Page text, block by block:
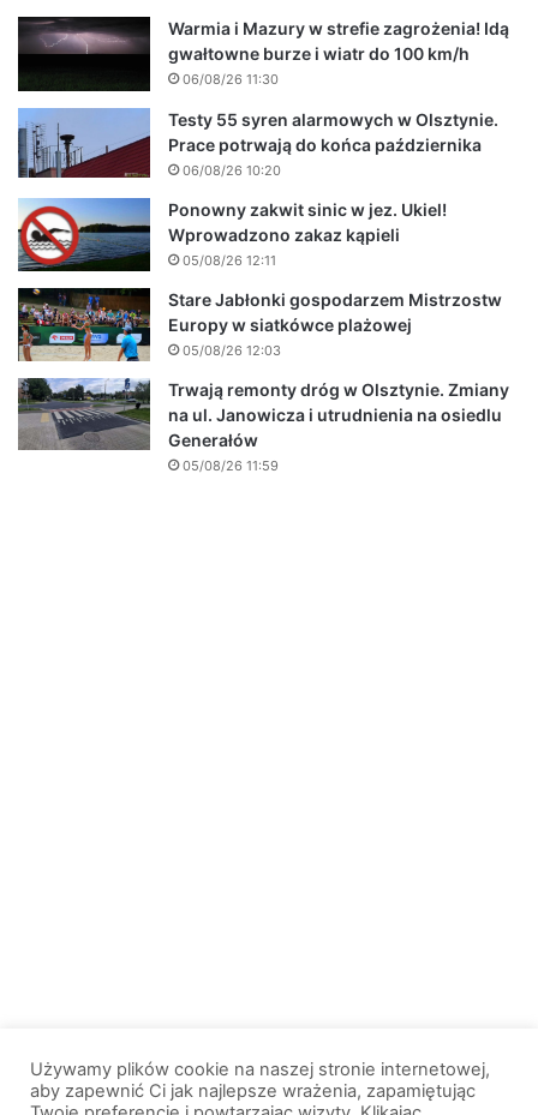
Warmia i Mazury w strefie zagrożenia! Idą
gwałtowne burze i wiatr do 100 km/h
06/08/26 11:30
Testy 55 syren alarmowych w Olsztynie.
Prace potrwają do końca października
06/08/26 10:20
Ponowny zakwit sinic w jez. Ukiel!
Wprowadzono zakaz kąpieli
05/08/26 12:11
Stare Jabłonki gospodarzem Mistrzostw
Europy w siatkówce plażowej
05/08/26 12:03
Trwają remonty dróg w Olsztynie. Zmiany
na ul. Janowicza i utrudnienia na osiedlu
Generałów
05/08/26 11:59
Używamy plików cookie na naszej stronie internetowej,
aby zapewnić Ci jak najlepsze wrażenia, zapamiętując